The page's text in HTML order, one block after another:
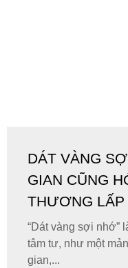
DÁT VÀNG
GIAN CŨNG
THƯƠNG LẤP
“Dát vàng sợi nhớ”
tâm tư, như một
gian,...